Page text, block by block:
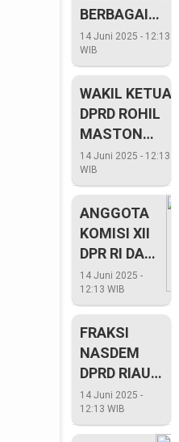
BERBAGAI
NEGARA
TURUT
BAKAR
TONGKANG
14 Juni 2025 - 12:13
WIB
WAKIL KETUA
DPRD ROHIL
MASTON
DUKUNG
KELESTARIAN
BAKAR
TONGKANG
14 Juni 2025 - 12:13
WIB
ANGGOTA
KOMISI XII
DPR RI DAN
DIREKTUR
DISTRIBUSI
KUNJUNGI
PLTD
BENGKALIS
14 Juni 2025 -
12:13 WIB
FRAKSI
NASDEM
DPRD RIAU
SEBUT
GUBRI
14 Juni 2025 -
12:13 WIB